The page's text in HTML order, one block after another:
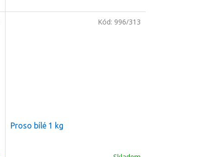
Proso bílé 1 kg
Kód: 996/313